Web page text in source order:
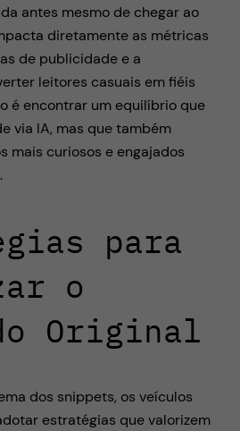
antes mesmo de chegar ao
diretamente as métricas
de publicidade e a
leitores casuais em fiéis
é encontrar um equilíbrio que
via IA, mas que também
mais curiosos e engajados
para
o
Original
dos snippets, os veículos
estratégias que valorizem